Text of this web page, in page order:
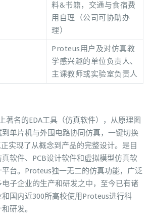
料&书籍，交通与食宿费
用自理（公司可协助办
理）
Proteus用户及对仿真教
学感兴趣的单位负责人、
主课教师或实验室负责人
著名的EDA工具（仿真软件），从原理图
单片机与外围电路协同仿真，一键切换
实现了从概念到产品的完整设计。是目
软件、PCB设计软件和虚拟模型仿真软
台。Proteus独一无二的仿真功能，广泛
子企业的生产和研发之中，至今已有诸
国内近300所高校使用Proteus进行科
研发。